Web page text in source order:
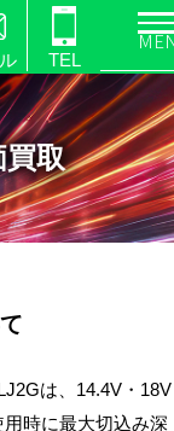
TEL
取
は、14.4V・18V
時に最大切込み深